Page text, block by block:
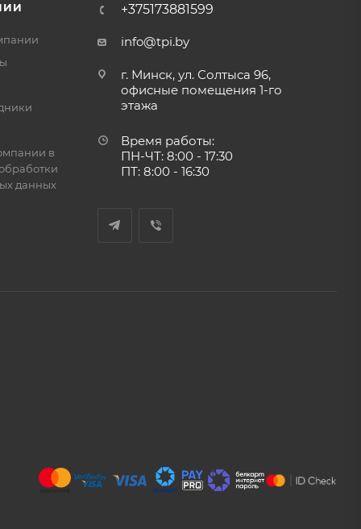
в
данных
+375173881599
info@tpi.by
г. Минск, ул. Солтыса 96,
офисные помещения 1-го
этажа
Время работы:
ПН-ЧТ: 8:00 - 17:30
ПТ: 8:00 - 16:30